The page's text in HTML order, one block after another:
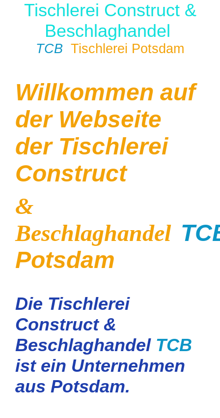
Tischlerei Construct &
Beschlaghandel
TCB Tischlerei Potsdam
Willkommen auf
der Webseite
der Tischlerei
Construct
&
Beschlaghandel
Potsdam
Die Tischlerei
Construct &
Beschlaghandel TCB
ist ein Unternehmen
aus Potsdam.